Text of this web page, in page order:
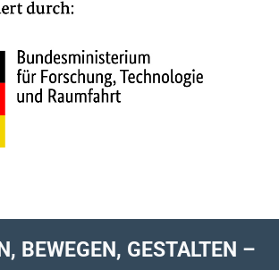
BEWEGEN, GESTALTEN –